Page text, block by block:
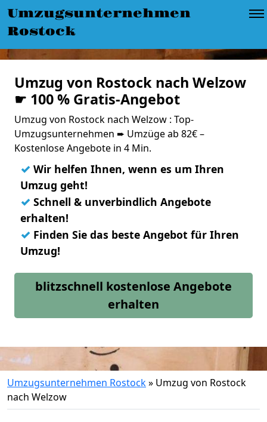
Umzugsunternehmen
Rostock
Umzug von Rostock nach Welzow
☛ 100 % Gratis-Angebot
Umzug von Rostock nach Welzow : Top-
Umzugsunternehmen ➨ Umzüge ab 82€ –
Kostenlose Angebote in 4 Min.
✓ Wir helfen Ihnen, wenn es um Ihren
Umzug geht!
✓ Schnell & unverbindlich Angebote
erhalten!
✓ Finden Sie das beste Angebot für Ihren
Umzug!
blitzschnell kostenlose Angebote
erhalten
Umzugsunternehmen Rostock» Umzug von Rostock
nach Welzow